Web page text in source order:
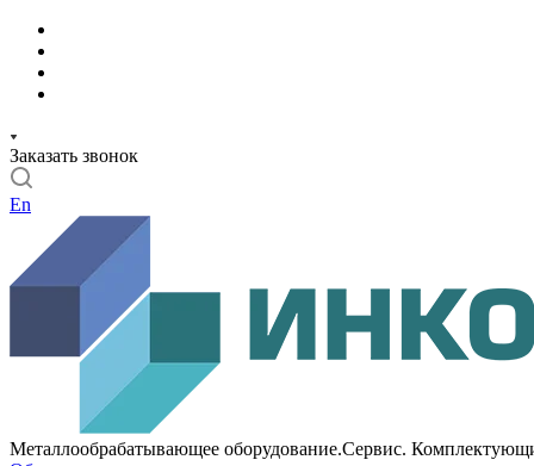
Заказать звонок
En
Металлообрабатывающее оборудование.Сервис.